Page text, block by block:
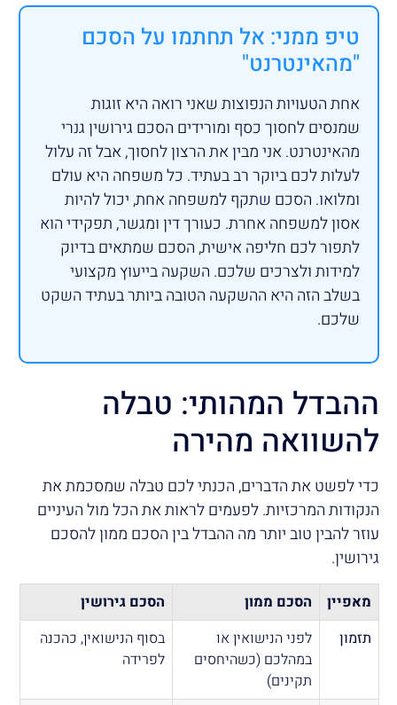
טיפ ממני: אל תחתמו על הסכם
"מהאינטרנט"
אחת הטעויות הנפוצות שאני רואה היא זוגות
שמנסים לחסוך כסף ומורידים הסכם גירושין גנרי
מהאינטרנט. אני מבין את הרצון לחסוך, אבל זה עלול
לעלות לכם ביוקר רב בעתיד. כל משפחה היא עולם
ומלואו. הסכם שתקף למשפחה אחת, יכול להיות
אסון למשפחה אחרת. כעורך דין ומגשר, תפקידי הוא
לתפור לכם חליפה אישית, הסכם שמתאים בדיוק
למידות ולצרכים שלכם. השקעה בייעוץ מקצועי
בשלב הזה היא ההשקעה הטובה ביותר בעתיד השקט
שלכם.
ההבדל המהותי: טבלה
להשוואה מהירה
כדי לפשט את הדברים, הכנתי לכם טבלה שמסכמת את
הנקודות המרכזיות. לפעמים לראות את הכל מול העיניים
עוזר להבין טוב יותר מה ההבדל בין הסכם ממון להסכם
גירושין.
מאפיין הסכם ממון
הסכם גירושין
תזמון
לפני הנישואין או
במהלכם (כשהיחסים
תקינים)
בסוף הנישואין, כהכנה
לפרידה